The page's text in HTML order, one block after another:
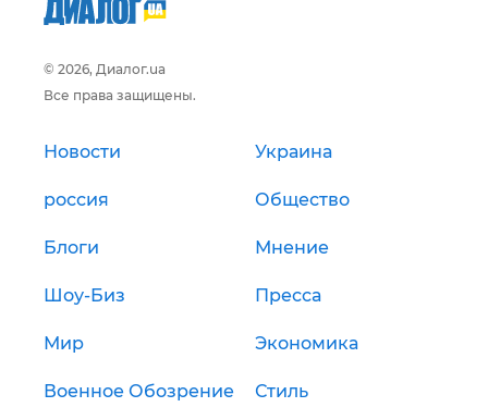
© 2026, Диалог.ua
Все права защищены.
Новости Украина
россия Общество
Блоги Мнение
Шоу-Биз Пресса
Мир Экономика
Военное Обозрение Стиль